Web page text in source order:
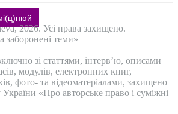
2026. Усі права захищено.
заборонені теми»
зі статтями, інтерв’ю, описами
модулів, електронних книг,
фото- та відеоматеріалами, захищено
«Про авторське право і суміжні